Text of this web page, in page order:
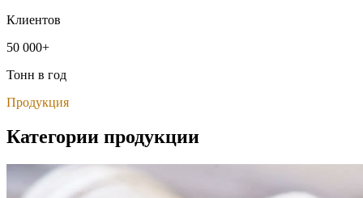
Клиентов
50 000+
Тонн в год
Продукция
Категории продукции